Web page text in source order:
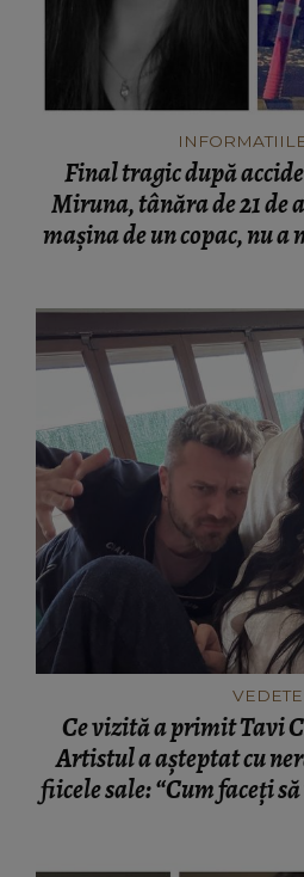
Final tragic după
Miruna, tânăra de 21 de
mașina de un copac, nu
VEDETE
Ce vizită a primit Tavi
Artistul a așteptat cu
fiicele sale: “Cum faceți